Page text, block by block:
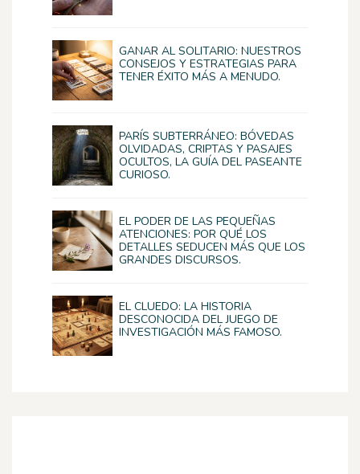
GANAR AL SOLITARIO: NUESTROS
CONSEJOS Y ESTRATEGIAS PARA
TENER ÉXITO MÁS A MENUDO.
PARÍS SUBTERRÁNEO: BÓVEDAS
OLVIDADAS, CRIPTAS Y PASAJES
OCULTOS, LA GUÍA DEL PASEANTE
CURIOSO.
EL PODER DE LAS PEQUEÑAS
ATENCIONES: POR QUÉ LOS
DETALLES SEDUCEN MÁS QUE LOS
GRANDES DISCURSOS.
EL CLUEDO: LA HISTORIA
DESCONOCIDA DEL JUEGO DE
INVESTIGACIÓN MÁS FAMOSO.